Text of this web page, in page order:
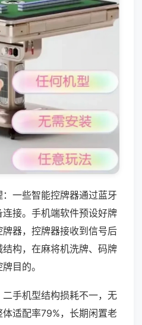
一些智能控牌器通过蓝牙
接。手机端软件预设好牌
器，控牌器接收到信号后
构，在麻将机洗牌、码牌
目的。
手机型结构损耗不一，无
适配率79%，长期闲置老